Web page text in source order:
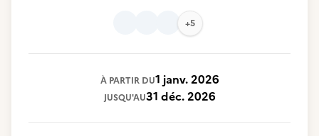
+5
À PARTIR DU1 janv. 2026
JUSQU'AU31 déc. 2026